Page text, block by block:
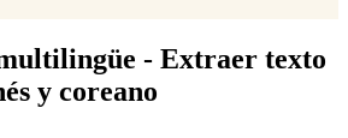
- Extraer texto
y coreano